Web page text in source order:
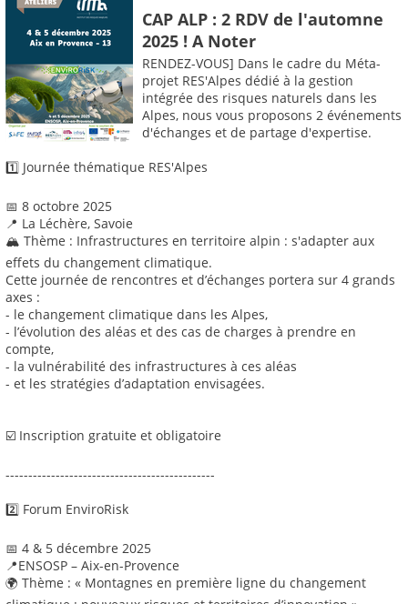
CAP ALP : 2 RDV de l'automne
2025 ! A Noter
RENDEZ-VOUS] Dans le cadre du Méta-
projet RES'Alpes dédié à la gestion
intégrée des risques naturels dans les
Alpes, nous vous proposons 2 événements
d'échanges et de partage d'expertise.
1️⃣ Journée thématique RES'Alpes
📅 8 octobre 2025
📍 La Léchère, Savoie
🏔️ Thème : Infrastructures en territoire alpin : s'adapter aux
effets du changement climatique.
Cette journée de rencontres et d’échanges portera sur 4 grands
axes :
- le changement climatique dans les Alpes,
- l’évolution des aléas et des cas de charges à prendre en
compte,
- la vulnérabilité des infrastructures à ces aléas
- et les stratégies d’adaptation envisagées.
☑️ Inscription gratuite et obligatoire
----------------------------------------------
2️⃣ Forum EnviroRisk
📅 4 & 5 décembre 2025
📍ENSOSP – Aix-en-Provence
🌍 Thème : « Montagnes en première ligne du changement